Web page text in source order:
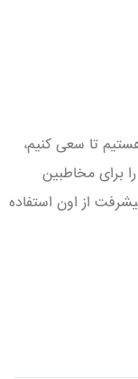
تا سعی کنیم،
برای مخاطبین
از اون استفاده